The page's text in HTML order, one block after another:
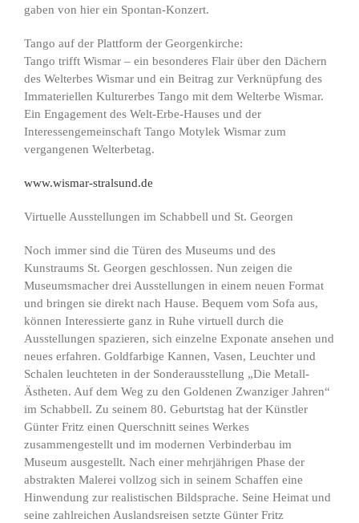
gaben von hier ein Spontan-Konzert.
Tango auf der Plattform der Georgenkirche:
Tango trifft Wismar – ein besonderes Flair über den Dächern
des Welterbes Wismar und ein Beitrag zur Verknüpfung des
Immateriellen Kulturerbes Tango mit dem Welterbe Wismar.
Ein Engagement des Welt-Erbe-Hauses und der
Interessengemeinschaft Tango Motylek Wismar zum
vergangenen Welterbetag.
www.wismar-stralsund.de
Virtuelle Ausstellungen im Schabbell und St. Georgen
Noch immer sind die Türen des Museums und des
Kunstraums St. Georgen geschlossen. Nun zeigen die
Museumsmacher drei Ausstellungen in einem neuen Format
und bringen sie direkt nach Hause. Bequem vom Sofa aus,
können Interessierte ganz in Ruhe virtuell durch die
Ausstellungen spazieren, sich einzelne Exponate ansehen und
neues erfahren. Goldfarbige Kannen, Vasen, Leuchter und
Schalen leuchteten in der Sonderausstellung „Die Metall-
Ästheten. Auf dem Weg zu den Goldenen Zwanziger Jahren“
im Schabbell. Zu seinem 80. Geburtstag hat der Künstler
Günter Fritz einen Querschnitt seines Werkes
zusammengestellt und im modernen Verbinderbau im
Museum ausgestellt. Nach einer mehrjährigen Phase der
abstrakten Malerei vollzog sich in seinem Schaffen eine
Hinwendung zur realistischen Bildsprache. Seine Heimat und
seine zahlreichen Auslandsreisen setzte Günter Fritz